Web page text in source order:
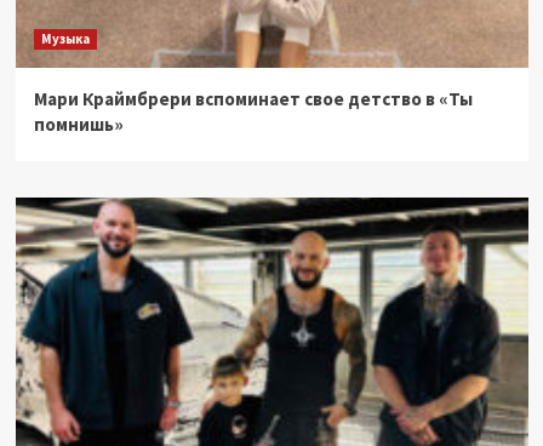
Музыка
Мари Краймбрери вспоминает свое детство в «Ты
помнишь»